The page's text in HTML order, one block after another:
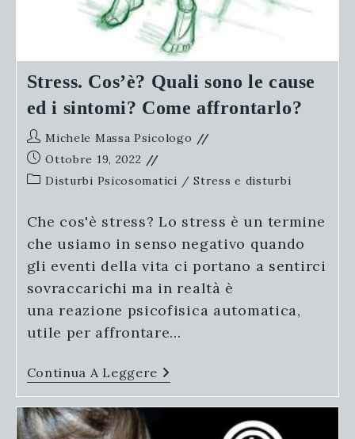
Stress. Cos’è? Quali sono le cause
ed i sintomi? Come affrontarlo?
Autore
dell'articolo:
Michele Massa Psicologo
Articolo
pubblicato:
Ottobre 19, 2022
Categoria
Disturbi Psicosomatici / Stress e disturbi
Che cos'è stress? Lo stress è un termine
che usiamo in senso negativo quando
gli eventi della vita ci portano a sentirci
sovraccarichi ma in realtà è
una reazione psicofisica automatica,
utile per affrontare…
Continua A Leggere Stress.
Cos’è?
Quali
Sono